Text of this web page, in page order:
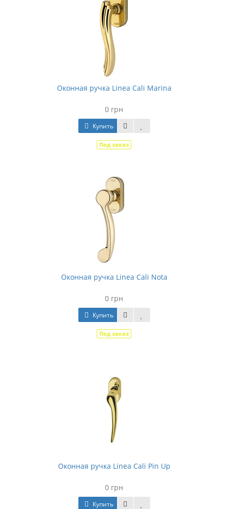
Оконная ручка Linea Cali Marina
0 грн
Купить
Под заказ
Оконная ручка Linea Cali Nota
0 грн
Купить
Под заказ
Оконная ручка Linea Cali Pin Up
0 грн
Купить